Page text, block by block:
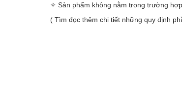
✧ Sản phẩm không nằm trong trường
( Tìm đọc thêm chi tiết những quy định